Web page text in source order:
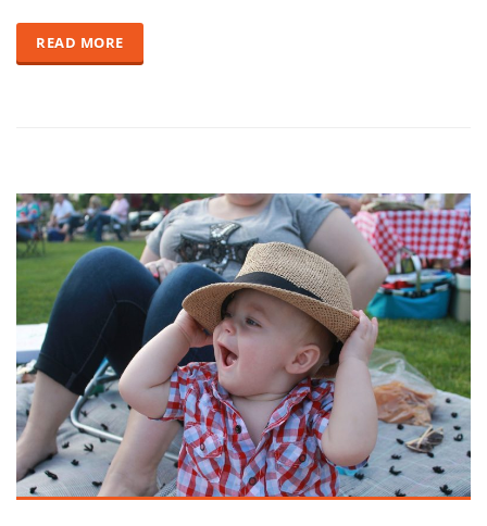
READ MORE